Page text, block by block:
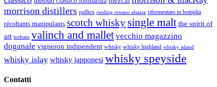
morrison distillers pulltex riesling renano alsazia rifermentato in bottiglia
récoltants manipulants scotch whisky single malt the spirit of
art torbato valinch and mallet vecchio magazzino
doganale vigneron indipendent whisky whisky highland whisky island
whisky islay whisky japponesi whisky speyside
Contatti